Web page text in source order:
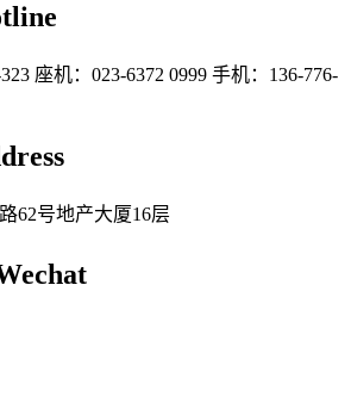
座机：023-6372 0999 手机：136-776-
62号地产大厦16层